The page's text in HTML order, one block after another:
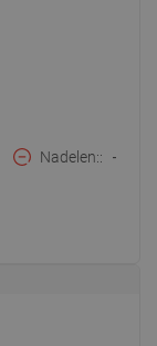
Nadelen: -